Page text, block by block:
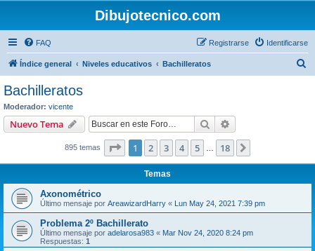
Dibujotecnico.com
FAQ Identificarse
Registrarse
Índice general Niveles educativos Bachilleratos
Bachilleratos
Moderador: vicente
Nuevo Tema Buscar
895 temas Página de 18
1 2 3 4 5 18
Temas
Axonométrico
Último mensaje por AreawizardHarry « Lun May 24, 2021 7:39 pm
Problema 2º Bachillerato
Último mensaje por adelarosa983 « Mar Nov 24, 2020 8:24 pm
Respuestas: 1